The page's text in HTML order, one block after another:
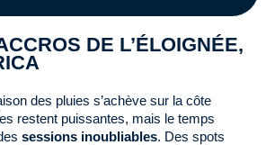
DE L’ÉLOIGNÉE,
des pluies s’achève sur la côte
restent puissantes, mais le temps
sessions inoubliables. Des spots